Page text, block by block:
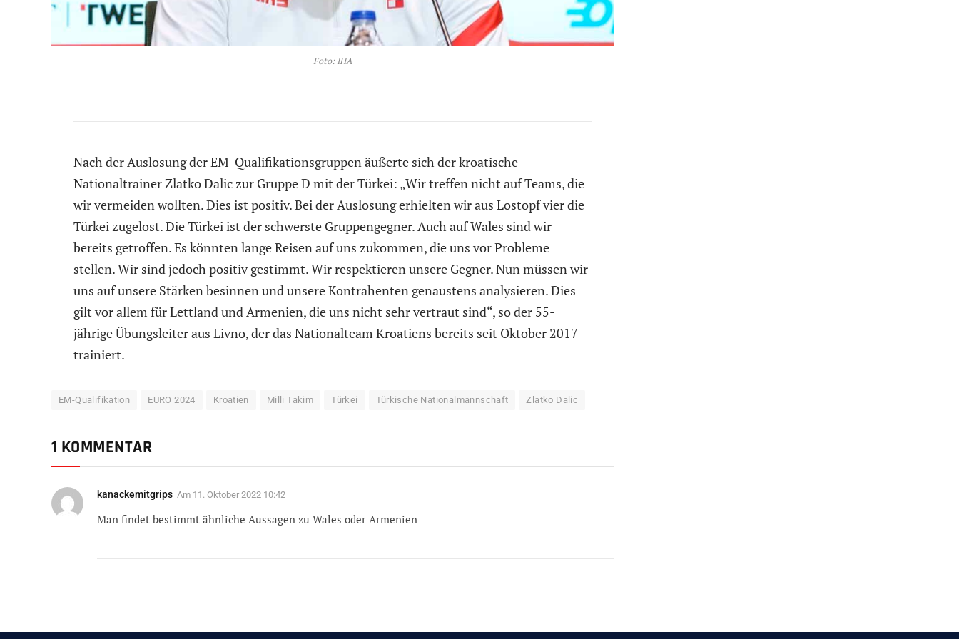
Foto: IHA
Nach der Auslosung der EM-Qualifikationsgruppen äußerte sich der kroatische
Nationaltrainer Zlatko Dalic zur Gruppe D mit der Türkei: „Wir treffen nicht auf Teams, die
wir vermeiden wollten. Dies ist positiv. Bei der Auslosung erhielten wir aus Lostopf vier die
Türkei zugelost. Die Türkei ist der schwerste Gruppengegner. Auch auf Wales sind wir
bereits getroffen. Es könnten lange Reisen auf uns zukommen, die uns vor Probleme
stellen. Wir sind jedoch positiv gestimmt. Wir respektieren unsere Gegner. Nun müssen wir
uns auf unsere Stärken besinnen und unsere Kontrahenten genaustens analysieren. Dies
gilt vor allem für Lettland und Armenien, die uns nicht sehr vertraut sind“, so der 55-
jährige Übungsleiter aus Livno, der das Nationalteam Kroatiens bereits seit Oktober 2017
trainiert.
EM-Qualifikation EURO 2024 Kroatien Milli Takim Türkei Türkische Nationalmannschaft Zlatko Dalic
1 KOMMENTAR
kanackemitgrips Am 11. Oktober 2022 10:42
Man findet bestimmt ähnliche Aussagen zu Wales oder Armenien